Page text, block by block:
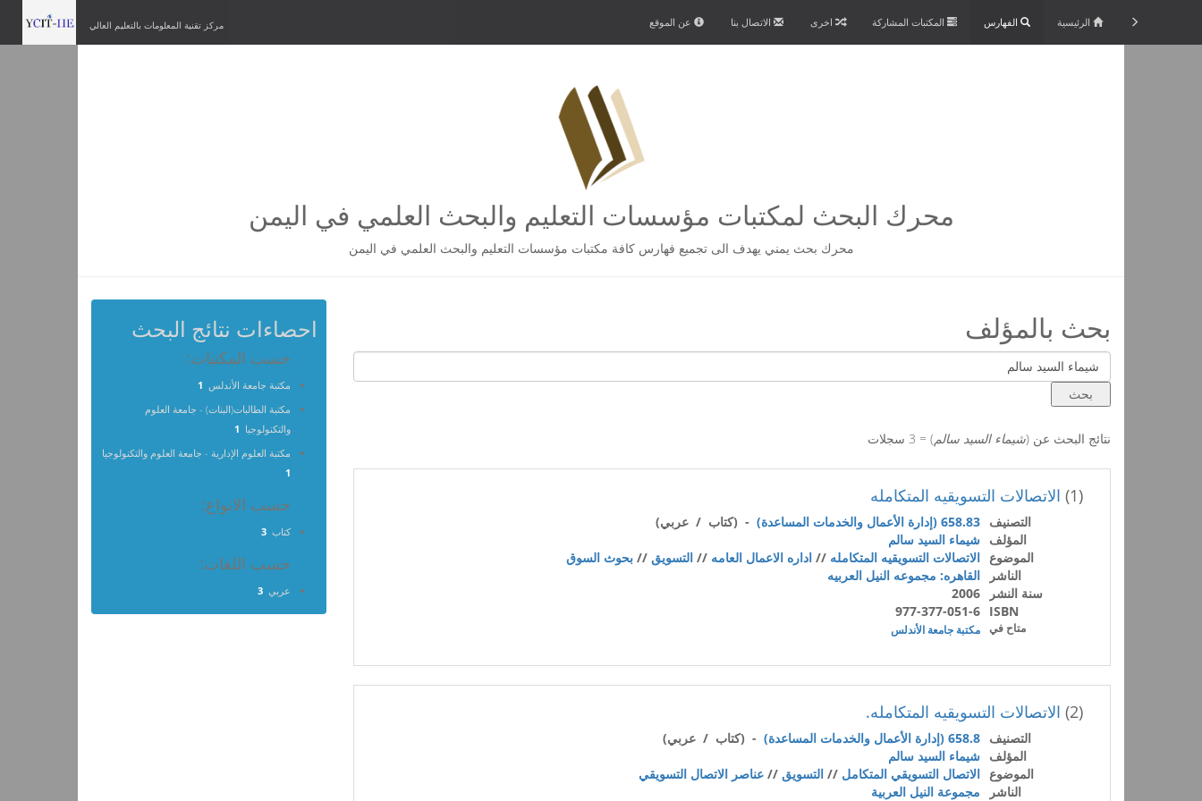
مركز تقنية المعلومات بالتعليم العالي عن الموقع الاتصال بنا اخرى المكتبات المشاركة الفهارس الرئيسية
محرك البحث لمكتبات مؤسسات التعليم والبحث العلمي في اليمن
محرك بحث يمني يهدف الى تجميع فهارس كافة مكتبات مؤسسات التعليم والبحث العلمي في اليمن
بحث بالمؤلف
نتائج البحث عن (شيماء السيد سالم) = 3 سجلات
(1) الاتصالات التسويقيه المتكامله
التصنيف 658.83 (إدارة الأعمال والخدمات المساعدة)
- (كتاب / عربي)
المؤلف شيماء السيد سالم
الموضوع الاتصالات التسويقيه المتكامله // اداره الاعمال العامه // التسويق // بحوث السوق
الناشر
القاهره: مجموعه النيل العربيه
سنة النشر
2006
ISBN
977-377-051-6
متاح في مكتبة جامعة الأندلس
(2) الاتصالات التسويقيه المتكامله.
التصنيف 658.8 (إدارة الأعمال والخدمات المساعدة)
- (كتاب / عربي)
المؤلف شيماء السيد سالم
الموضوع الاتصال التسويقي المتكامل // التسويق // عناصر الاتصال التسويقي
الناشر
مجموعة النيل العربية
احصاءات نتائج البحث
حسب المكتبات:
مكتبة جامعة الأندلس 1
مكتبة الطالبات(البنات) - جامعة العلوم
والتكنولوجيا 1
مكتبة العلوم الإدارية - جامعة العلوم والتكنولوجيا
1
حسب الانواع:
كتاب 3
حسب اللغات:
عربي 3